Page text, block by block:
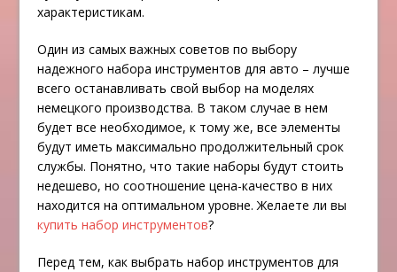
характеристикам.
Один из самых важных советов по выбору
надежного набора инструментов для авто – лучше
всего останавливать свой выбор на моделях
немецкого производства. В таком случае в нем
будет все необходимое, к тому же, все элементы
будут иметь максимально продолжительный срок
службы. Понятно, что такие наборы будут стоить
недешево, но соотношение цена-качество в них
находится на оптимальном уровне. Желаете ли вы
купить набор инструментов?
Перед тем, как выбрать набор инструментов для